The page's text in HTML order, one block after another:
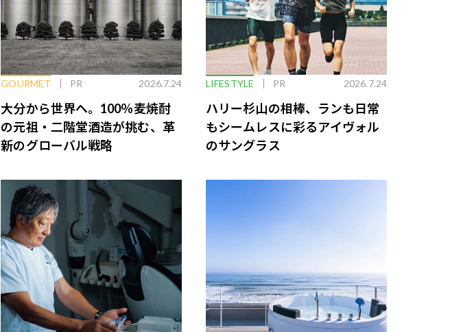
GOURMET PR 2026.7.24
大分から世界へ。100％麦焼酎
の元祖・二階堂酒造が挑む、革
新のグローバル戦略
LIFESTYLE PR 2026.7.24
ハリー杉山の相棒、ランも日常
もシームレスに彩るアイヴォル
のサングラス